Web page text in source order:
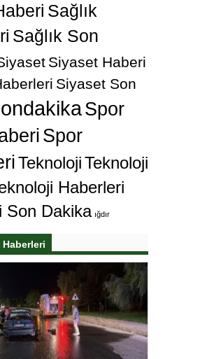
Sağlık
Sağlık Son
Siyaset Haberi
Siyaset Son
Spor
Spor
TeknolojiTeknoloji
Haberleri
Son Dakika ığdır